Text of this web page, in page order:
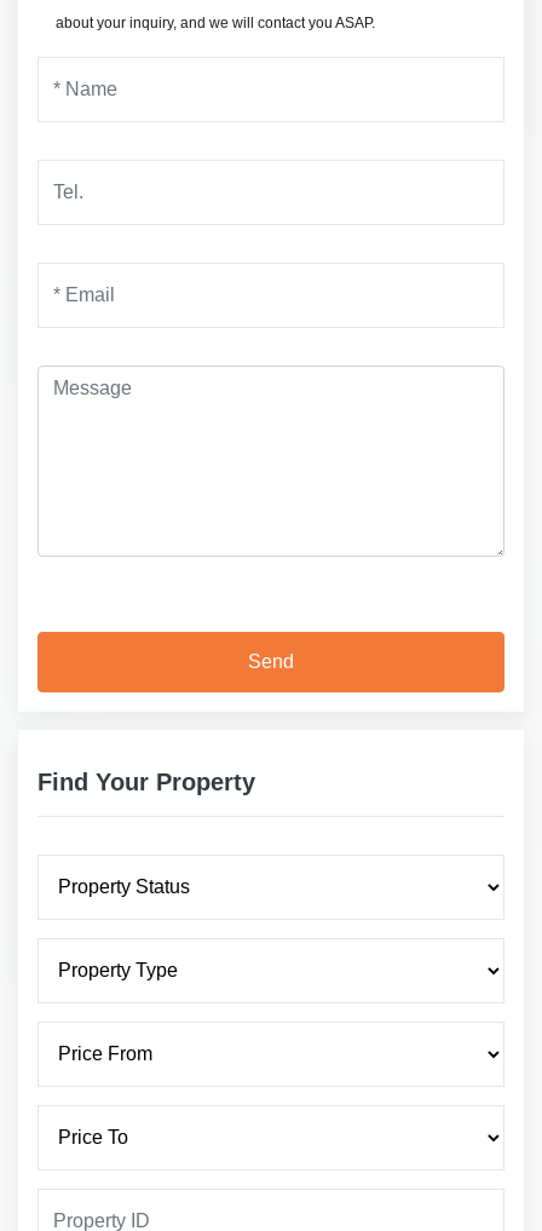
about your inquiry, and we will contact you ASAP.
Find Your Property